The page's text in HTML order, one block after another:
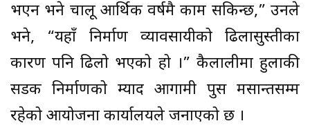
भएन भने चालू आर्थिक वर्षमै काम सकिन्छ,” उनले
भने, “यहाँ निर्माण व्यावसायीको ढिलासुस्तीका
कारण पनि ढिलो भएको हो ।” कैलालीमा हुलाकी
सडक निर्माणको म्याद आगामी पुस मसान्तसम्म
रहेको आयोजना कार्यालयले जनाएको छ ।